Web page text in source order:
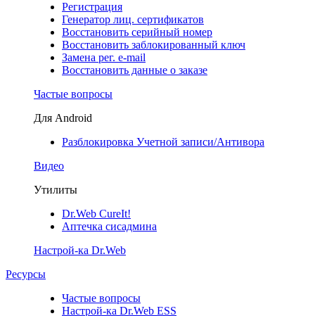
Регистрация
Генератор лиц. сертификатов
Восстановить серийный номер
Восстановить заблокированный ключ
Замена рег. e-mail
Восстановить данные о заказе
Частые вопросы
Для Android
Разблокировка Учетной записи/Антивора
Видео
Утилиты
Dr.Web CureIt!
Аптечка сисадмина
Настрой-ка Dr.Web
Ресурсы
Частые вопросы
Настрой-ка Dr.Web ESS